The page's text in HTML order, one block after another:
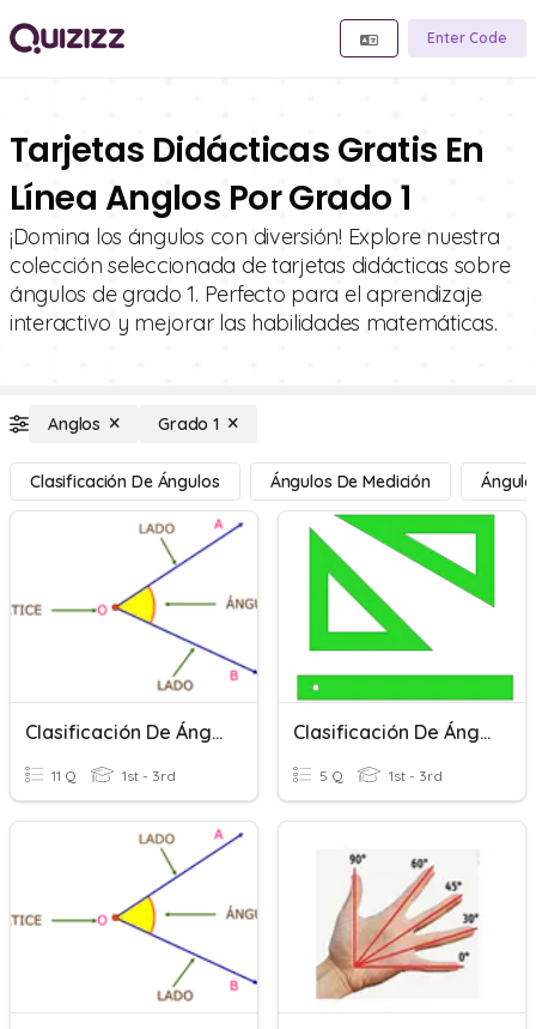
Enter Code
Tarjetas Didácticas Gratis En
Línea Anglos Por Grado 1
¡Domina los ángulos con diversión! Explore nuestra
colección seleccionada de tarjetas didácticas sobre
ángulos de grado 1. Perfecto para el aprendizaje
interactivo y mejorar las habilidades matemáticas.
Anglos Grado 1
Clasificación De Ángulos Ángulos De Medición
Clasificación De Ángulos
11 Q 1st - 3rd
Clasificación De Ángulos
5 Q 1st - 3rd